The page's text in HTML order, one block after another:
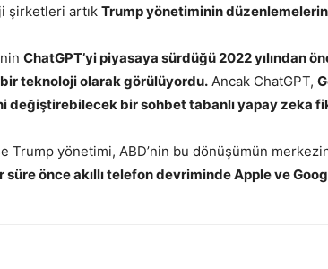
şirketleri artık Trump yönetiminin
ChatGPT’yi piyasaya sürdüğü 2022 yılından
bir teknoloji olarak görülüyordu. Ancak ChatGPT,
değiştirebilecek bir sohbet tabanlı yapay zeka
Trump yönetimi, ABD’nin bu dönüşümün
süre önce akıllı telefon devriminde Apple ve